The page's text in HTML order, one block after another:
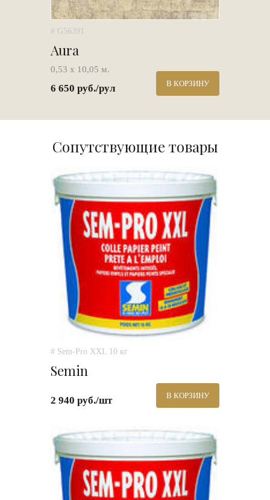
# G56391
Aura
0,53 х 10,05 м.
6 650 руб./рул В КОРЗИНУ
Сопутствующие товары
# Sem-Pro XXL 10 кг
Semin
2 940 руб./шт В КОРЗИНУ